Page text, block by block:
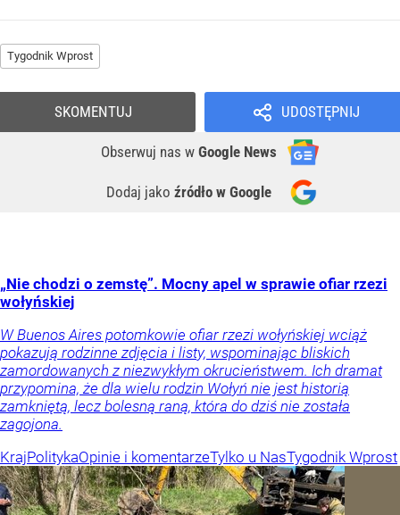
Tygodnik Wprost
UDOSTĘPNIJ
Obserwuj nas w Google News
Dodaj jako źródło w Google
SKOMENTUJ
„Nie chodzi o zemstę”. Mocny apel w sprawie ofiar rzezi
wołyńskiej
W Buenos Aires potomkowie ofiar rzezi wołyńskiej wciąż
pokazują rodzinne zdjęcia i listy, wspominając bliskich
zamordowanych z niezwykłym okrucieństwem. Ich dramat
przypomina, że dla wielu rodzin Wołyń nie jest historią
zamkniętą, lecz bolesną raną, która do dziś nie została
zagojona.
KrajPolitykaOpinie i komentarzeTylko u NasTygodnik Wprost